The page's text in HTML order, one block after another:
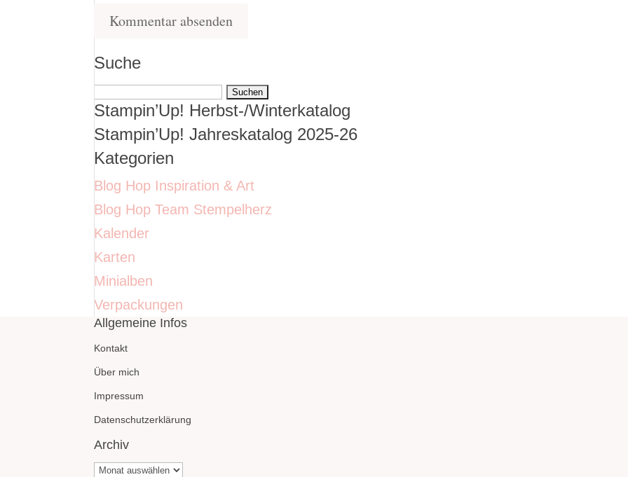
Suche
Suchen
nach:
Stampin’Up! Herbst-/Winterkatalog
Stampin’Up! Jahreskatalog 2025-26
Kategorien
Blog Hop Inspiration & Art
Blog Hop Team Stempelherz
Kalender
Karten
Minialben
Verpackungen
Allgemeine Infos
Kontakt
Über mich
Impressum
Datenschutzerklärung
Archiv
Archiv